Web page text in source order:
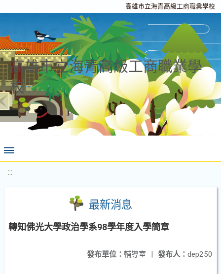
高雄市立海青高級工商職業學校
高雄市立海青高級工商職業學
校
:::
最新消息
轉知佛光大學政治學系98學年度入學簡章
發布人： dep250
發布單位： 輔導室 |